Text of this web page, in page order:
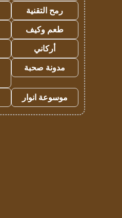
رمح التقنية
طعم وكيف
أركاني
مدونة صحبة
موسوعة انوار